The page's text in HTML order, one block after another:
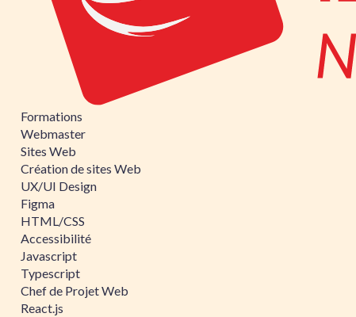
Formations
Webmaster
Sites Web
Création de sites Web
UX/UI Design
Figma
HTML/CSS
Accessibilité
Javascript
Typescript
Chef de Projet Web
React.js